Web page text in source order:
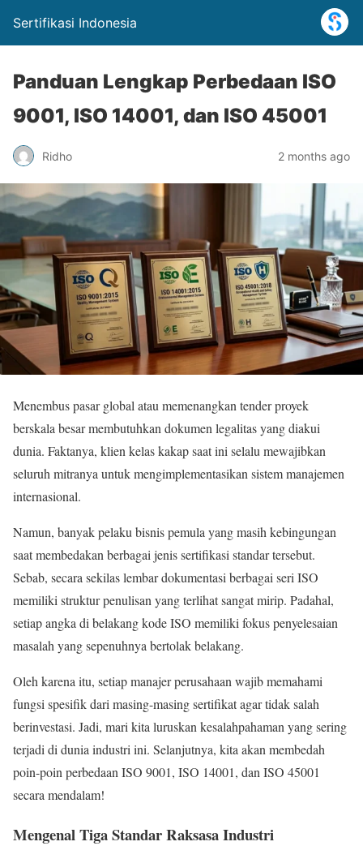
Sertifikasi Indonesia
Panduan Lengkap Perbedaan ISO
9001, ISO 14001, dan ISO 45001
Ridho 2 months ago
Menembus pasar global atau memenangkan tender proyek
berskala besar membutuhkan dokumen legalitas yang diakui
dunia. Faktanya, klien kelas kakap saat ini selalu mewajibkan
seluruh mitranya untuk mengimplementasikan sistem manajemen
internasional.
Namun, banyak pelaku bisnis pemula yang masih kebingungan
saat membedakan berbagai jenis sertifikasi standar tersebut.
Sebab, secara sekilas lembar dokumentasi berbagai seri ISO
memiliki struktur penulisan yang terlihat sangat mirip. Padahal,
setiap angka di belakang kode ISO memiliki fokus penyelesaian
masalah yang sepenuhnya bertolak belakang.
Oleh karena itu, setiap manajer perusahaan wajib memahami
fungsi spesifik dari masing-masing sertifikat agar tidak salah
berinvestasi. Jadi, mari kita luruskan kesalahpahaman yang sering
terjadi di dunia industri ini. Selanjutnya, kita akan membedah
poin-poin perbedaan ISO 9001, ISO 14001, dan ISO 45001
secara mendalam!
Mengenal Tiga Standar Raksasa Industri